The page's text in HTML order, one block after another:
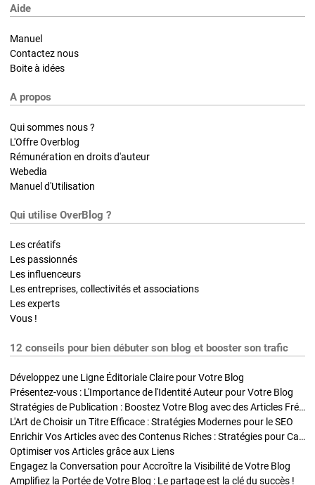
Aide
Manuel
Contactez nous
Boite à idées
A propos
Qui sommes nous ?
L'Offre Overblog
Rémunération en droits d'auteur
Webedia
Manuel d'Utilisation
Qui utilise OverBlog ?
Les créatifs
Les passionnés
Les influenceurs
Les entreprises, collectivités et associations
Les experts
Vous !
12 conseils pour bien débuter son blog et booster son trafic
Développez une Ligne Éditoriale Claire pour Votre Blog
Présentez-vous : L'Importance de l'Identité Auteur pour Votre Blog
Stratégies de Publication : Boostez Votre Blog avec des Articles Fréquents et Exclusifs
L'Art de Choisir un Titre Efficace : Stratégies Modernes pour le SEO
Enrichir Vos Articles avec des Contenus Riches : Stratégies pour Captiver et Optimiser
Optimiser vos Articles grâce aux Liens
Engagez la Conversation pour Accroître la Visibilité de Votre Blog
Amplifiez la Portée de Votre Blog : Le partage est la clé du succès !